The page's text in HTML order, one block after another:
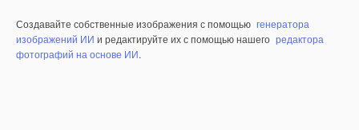
Создавайте собственные изображения с помощью генератора
изображений ИИ и редактируйте их с помощью нашего редактора
фотографий на основе ИИ.